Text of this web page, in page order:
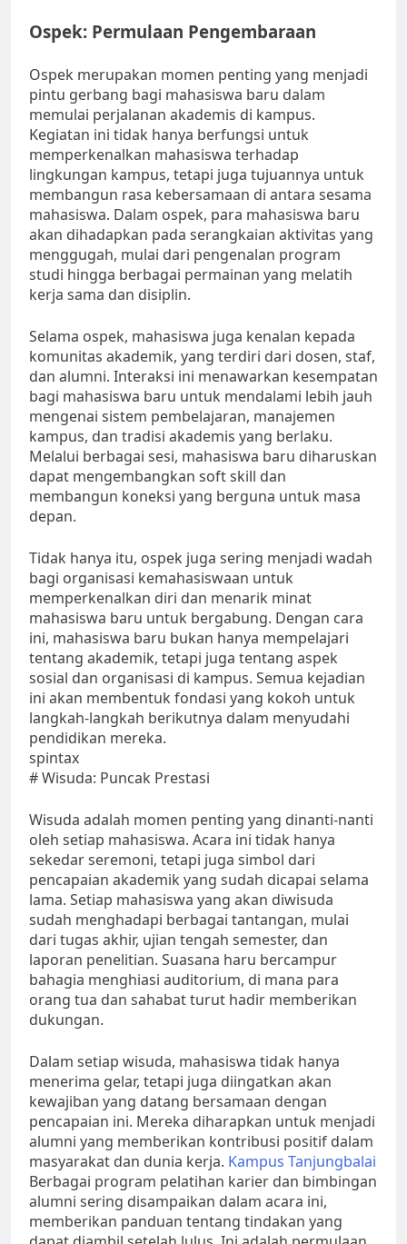
Ospek: Permulaan Pengembaraan
Ospek merupakan momen penting yang menjadi
pintu gerbang bagi mahasiswa baru dalam
memulai perjalanan akademis di kampus.
Kegiatan ini tidak hanya berfungsi untuk
memperkenalkan mahasiswa terhadap
lingkungan kampus, tetapi juga tujuannya untuk
membangun rasa kebersamaan di antara sesama
mahasiswa. Dalam ospek, para mahasiswa baru
akan dihadapkan pada serangkaian aktivitas yang
menggugah, mulai dari pengenalan program
studi hingga berbagai permainan yang melatih
kerja sama dan disiplin.
Selama ospek, mahasiswa juga kenalan kepada
komunitas akademik, yang terdiri dari dosen, staf,
dan alumni. Interaksi ini menawarkan kesempatan
bagi mahasiswa baru untuk mendalami lebih jauh
mengenai sistem pembelajaran, manajemen
kampus, dan tradisi akademis yang berlaku.
Melalui berbagai sesi, mahasiswa baru diharuskan
dapat mengembangkan soft skill dan
membangun koneksi yang berguna untuk masa
depan.
Tidak hanya itu, ospek juga sering menjadi wadah
bagi organisasi kemahasiswaan untuk
memperkenalkan diri dan menarik minat
mahasiswa baru untuk bergabung. Dengan cara
ini, mahasiswa baru bukan hanya mempelajari
tentang akademik, tetapi juga tentang aspek
sosial dan organisasi di kampus. Semua kejadian
ini akan membentuk fondasi yang kokoh untuk
langkah-langkah berikutnya dalam menyudahi
pendidikan mereka.
spintax
# Wisuda: Puncak Prestasi
Wisuda adalah momen penting yang dinanti-nanti
oleh setiap mahasiswa. Acara ini tidak hanya
sekedar seremoni, tetapi juga simbol dari
pencapaian akademik yang sudah dicapai selama
lama. Setiap mahasiswa yang akan diwisuda
sudah menghadapi berbagai tantangan, mulai
dari tugas akhir, ujian tengah semester, dan
laporan penelitian. Suasana haru bercampur
bahagia menghiasi auditorium, di mana para
orang tua dan sahabat turut hadir memberikan
dukungan.
Dalam setiap wisuda, mahasiswa tidak hanya
menerima gelar, tetapi juga diingatkan akan
kewajiban yang datang bersamaan dengan
pencapaian ini. Mereka diharapkan untuk menjadi
alumni yang memberikan kontribusi positif dalam
masyarakat dan dunia kerja. Kampus Tanjungbalai
Berbagai program pelatihan karier dan bimbingan
alumni sering disampaikan dalam acara ini,
memberikan panduan tentang tindakan yang